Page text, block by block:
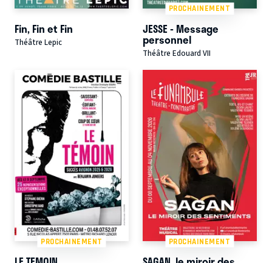
Fin, Fin et Fin
Théâtre Lepic
PROCHAINEMENT
JESSE - Message
personnel
Théâtre Edouard VII
PROCHAINEMENT PROCHAINEMENT